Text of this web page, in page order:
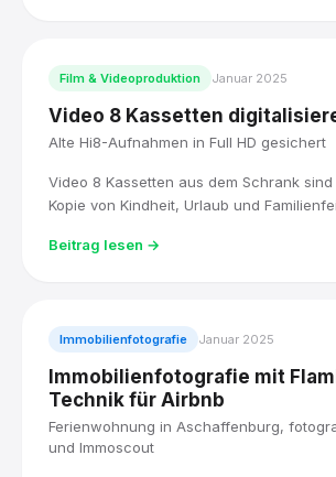
Film & Videoproduktion Januar 2025
Video 8 Kassetten
Alte Hi8-Aufnahmen in Full HD gesichert
Video 8 Kassetten aus dem Schrank
Kopie von Kindheit, Urlaub und
DaVinci Resolve und liefere sie als Full-
Beitrag lesen →
Immobilienfotografie Januar 2025
Immobilienfotografie mit
Technik für Airbnb
Ferienwohnung in Aschaffenburg,
und Immoscout